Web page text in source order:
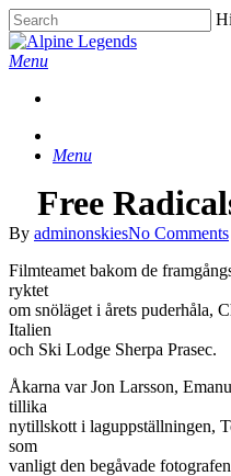
Skip
to
main
Close
Search
Menu
Menu
Free
By adminonskiesNo Comments
Filmteamet bakom de
ryktet
om snöläget i årets puderhåla,
Italien
och Ski Lodge Sherpa Prasec.
Åkarna var Jon Larsson,
tillika
nytillskott i laguppställningen,
som
vanligt den begåvade